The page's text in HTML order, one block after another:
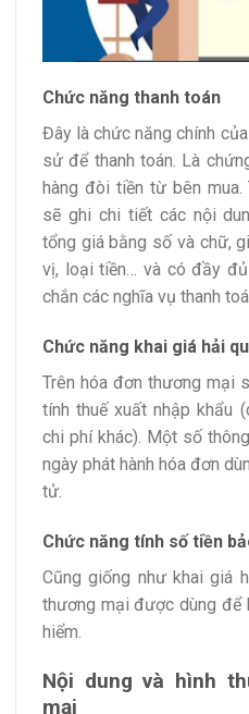
Chức năng thanh toán
Đây là chức năng chính
sử để thanh toán. Là
hàng đòi tiền từ bên
sẽ ghi chi tiết các nội
tổng giá bằng số và chữ,
vị, loại tiền… và có đầy
chắn các nghĩa vụ thanh
Chức năng khai giá hải
Trên hóa đơn thương mại
tính thuế xuất nhập khẩu
chi phí khác). Một số
ngày phát hành hóa đơn
tử.
Chức năng tính số tiền
Cũng giống như khai giá
thương mại được dùng để
hiểm.
Nội dung và hình
mại